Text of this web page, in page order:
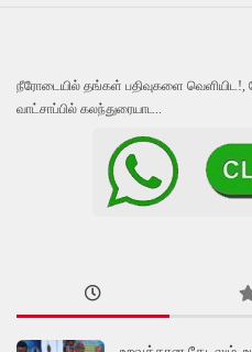
நீரோடையில் தங்கள் பதிவுகளை
வாட்சாப்பில் கலந்துரையாட..